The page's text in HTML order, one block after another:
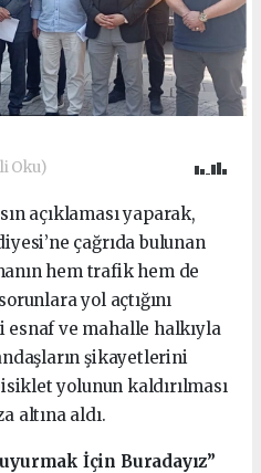
Oku)
açıklaması yaparak,
çağrıda bulunan
hem trafik hem de
yol açtığını
esnaf ve mahalle halkıyla
şikayetlerini
yolunun kaldırılması
altına aldı.
İçin Buradayız”